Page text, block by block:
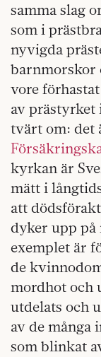
samma slag
som i
nyvigda
barnmorskor
vore
av
tvärt om: det
kyrkan är
mätt i
att
dyker upp på
exemplet är
de
mordhot och
utdelats och
av de många
som blinkat